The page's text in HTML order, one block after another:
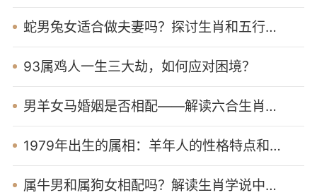
蛇男兔女适合做夫妻吗？探讨生肖和五行对婚姻的影响
93属鸡人一生三大劫，如何应对困境？
男羊女马婚姻是否相配——解读六合生肖的奇妙组合
1979年出生的属相：羊年人的性格特点和土过旺的影响
属牛男和属狗女相配吗？解读生肖学说中的相害相冲现象